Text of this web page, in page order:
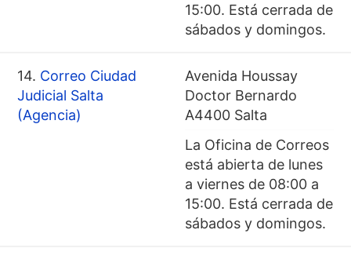
15:00. Está cerrada de
sábados y domingos.
14. Correo Ciudad
Judicial Salta
(Agencia)
Avenida Houssay
Doctor Bernardo
A4400 Salta
La Oficina de Correos
está abierta de lunes
a viernes de 08:00 a
15:00. Está cerrada de
sábados y domingos.